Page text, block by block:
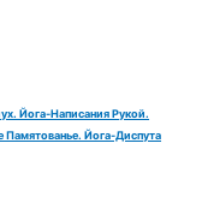
Йога-Написания Рукой.
Памятованье. Йога-Диспута